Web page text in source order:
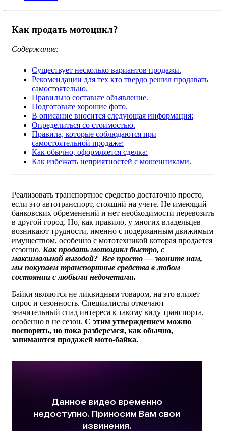
Как продать мотоцикл?
Содержание:
Существует несколько вариантов продажи.
Рекомендации для тех кто твердо решил продавать
самостоятельно.
Правильно составьте объявление.
Подготовьте хорошие фото.
В описание вносится следующая информация:
Определиться со стоимостью.
Правила, которые соблюдаются при
самостоятельной продаже:
Как обычно, оформляется сделка:
Как избежать неприятностей с мошенниками.
Реализовать транспортное средство достаточно просто,
если это автотранспорт, стоящий на учете. Не имеющий
банковских обременений и нет необходимости перевозить
в другой город. Но, как правило, у многих владельцев
возникают трудности, именно с подержанным движимым
имуществом, особенно с мототехникой которая продается
сезонно. Как продать мотоцикл быстро, с
максимальной выгодой? Все просто — звоните нам,
мы покупаем транспортные средства в любом
состоянии с любыми недочетами.
Байки являются не ликвидным товаром, на это влияет
спрос и сезонность. Специалисты отмечают
значительный спад интереса к такому виду транспорта,
особенно в не сезон. С этим утверждением можно
поспорить, но пока разберемся, как обычно,
занимаются продажей мото-байка.